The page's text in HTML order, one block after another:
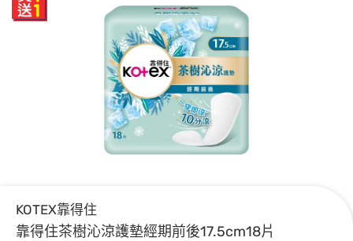
KOTEX靠得住
靠得住茶樹沁涼護墊經期前後17.5cm18片